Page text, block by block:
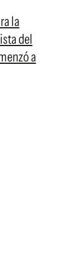
la
del
a